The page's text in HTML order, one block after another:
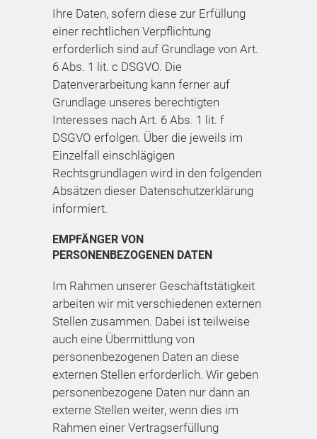
Ihre Daten, sofern diese zur Erfüllung
einer rechtlichen Verpflichtung
erforderlich sind auf Grundlage von Art.
6 Abs. 1 lit. c DSGVO. Die
Datenverarbeitung kann ferner auf
Grundlage unseres berechtigten
Interesses nach Art. 6 Abs. 1 lit. f
DSGVO erfolgen. Über die jeweils im
Einzelfall einschlägigen
Rechtsgrundlagen wird in den folgenden
Absätzen dieser Datenschutzerklärung
informiert.
EMPFÄNGER VON
PERSONENBEZOGENEN DATEN
Im Rahmen unserer Geschäftstätigkeit
arbeiten wir mit verschiedenen externen
Stellen zusammen. Dabei ist teilweise
auch eine Übermittlung von
personenbezogenen Daten an diese
externen Stellen erforderlich. Wir geben
personenbezogene Daten nur dann an
externe Stellen weiter, wenn dies im
Rahmen einer Vertragserfüllung